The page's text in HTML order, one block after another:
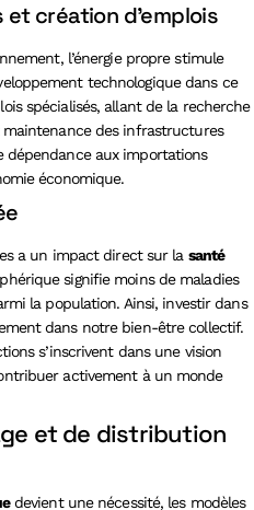
création d’emplois
l’énergie propre stimule
technologique dans ce
spécialisés, allant de la recherche
des infrastructures
dépendance aux importations
économique.
a un impact direct sur la santé
signifie moins de maladies
la population. Ainsi, investir dans
dans notre bien-être collectif.
s’inscrivent dans une vision
activement à un monde
et de distribution
devient une nécessité, les modèles